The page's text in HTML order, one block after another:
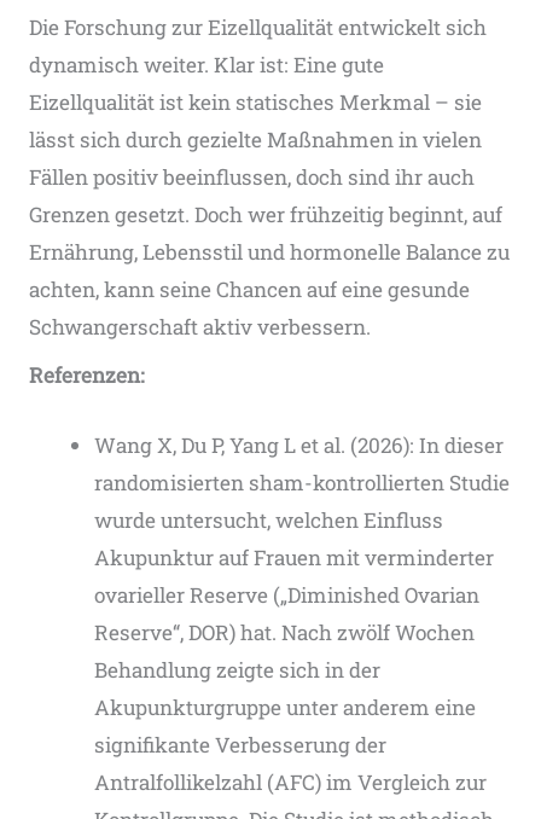
Die Forschung zur Eizellqualität entwickelt sich
dynamisch weiter. Klar ist: Eine gute
Eizellqualität ist kein statisches Merkmal – sie
lässt sich durch gezielte Maßnahmen in vielen
Fällen positiv beeinflussen, doch sind ihr auch
Grenzen gesetzt. Doch wer frühzeitig beginnt, auf
Ernährung, Lebensstil und hormonelle Balance zu
achten, kann seine Chancen auf eine gesunde
Schwangerschaft aktiv verbessern.
Referenzen:
Wang X, Du P, Yang L et al. (2026): In dieser
randomisierten sham-kontrollierten Studie
wurde untersucht, welchen Einfluss
Akupunktur auf Frauen mit verminderter
ovarieller Reserve („Diminished Ovarian
Reserve“, DOR) hat. Nach zwölf Wochen
Behandlung zeigte sich in der
Akupunkturgruppe unter anderem eine
signifikante Verbesserung der
Antralfollikelzahl (AFC) im Vergleich zur